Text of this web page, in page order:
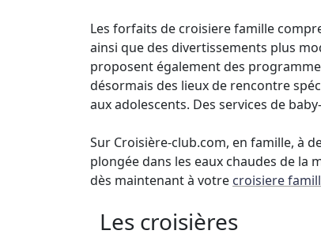
Les forfaits de croisiere famille
ainsi que des divertissements plus
proposent également des
désormais des lieux de rencontre
aux adolescents. Des services de
Sur Croisière-club.com, en famille, à
plongée dans les eaux chaudes de la
dès maintenant à votre croisiere
Les croisières